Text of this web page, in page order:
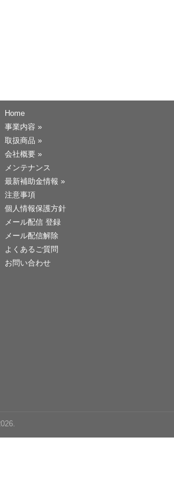
Home
事業内容 »
取扱商品 »
会社概要 »
メンテナンス
最新補助金情報 »
注意事項
個人情報保護方針
メール配信 登録
メール配信解除
よくあるご質問
お問い合わせ